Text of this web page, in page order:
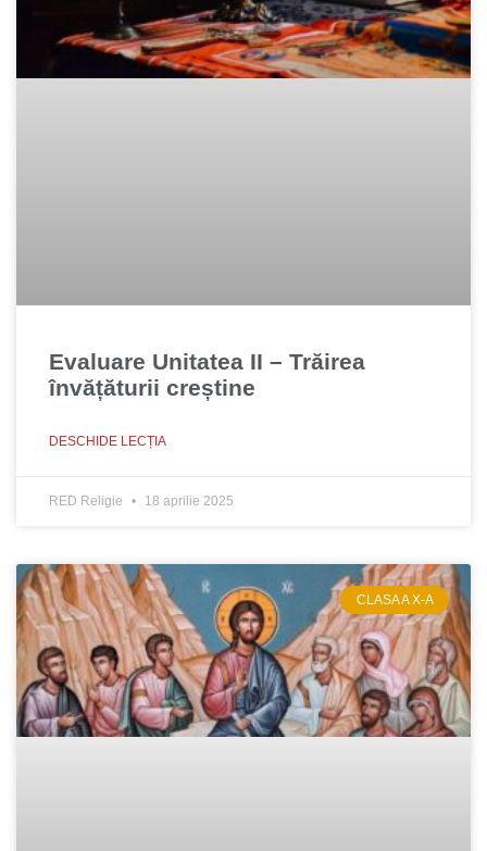
Evaluare Unitatea II – Trăirea
învățăturii creștine
DESCHIDE LECȚIA
RED Religie 18 aprilie 2025
CLASA A X-A